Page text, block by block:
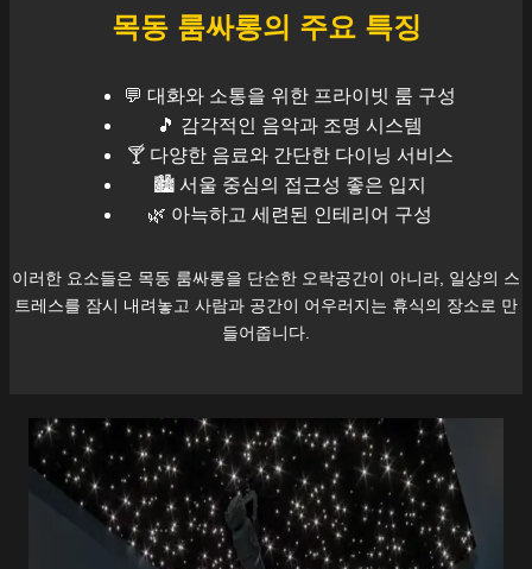
목동룸싸롱의 주요 특징
💬 대화와 소통을 위한 프라이빗 룸 구성
🎵 감각적인 음악과 조명 시스템
🍸 다양한 음료와 간단한 다이닝 서비스
🏙️ 서울 중심의 접근성 좋은 입지
🌿 아늑하고 세련된 인테리어 구성
이러한 요소들은 목동 룸싸롱을 단순한 오락공간이 아니라, 일상의 스
트레스를 잠시 내려놓고 사람과 공간이 어우러지는 휴식의 장소로 만
들어줍니다.